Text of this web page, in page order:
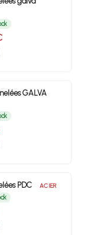
GALVA
PDC ACIER